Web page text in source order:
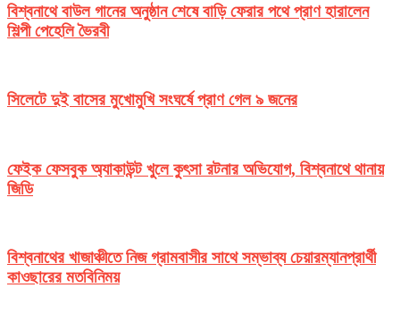
বিশ্বনাথে বাউল গানের অনুষ্ঠান শেষে বাড়ি ফেরার পথে প্রাণ হারালেন
শিল্পী পেহেলি ভৈরবী
সিলেটে দুই বাসের মুখোমুখি সংঘর্ষে প্রাণ গেল ৯ জনের
ফেইক ফেসবুক অ্যাকাউন্ট খুলে কুৎসা রটনার অভিযোগ, বিশ্বনাথে থানায়
জিডি
বিশ্বনাথের খাজাঞ্চীতে নিজ গ্রামবাসীর সাথে সম্ভাব্য চেয়ারম্যানপ্রার্থী
কাওছারের মতবিনিময়